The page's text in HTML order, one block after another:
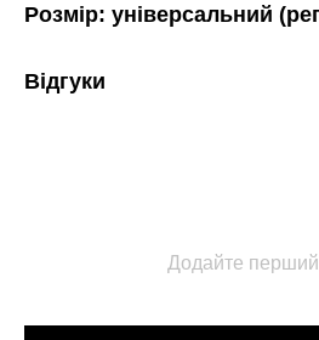
Розмір: універсальний
Відгуки
Додайте перший